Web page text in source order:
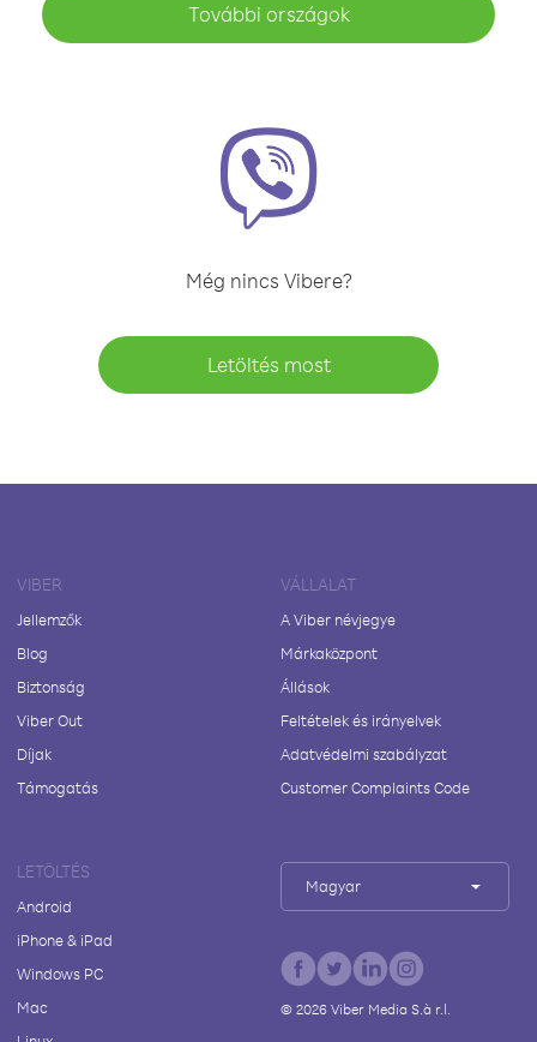
További országok
Még nincs Vibere?
Letöltés most
VIBER
Jellemzők
Blog
Biztonság
Viber Out
Díjak
Támogatás
VÁLLALAT
A Viber névjegye
Márkaközpont
Állások
Feltételek és irányelvek
Adatvédelmi szabályzat
Customer Complaints Code
LETÖLTÉS
Android
iPhone & iPad
Windows PC
Mac
Magyar
© 2026Viber Media S.à r.l.